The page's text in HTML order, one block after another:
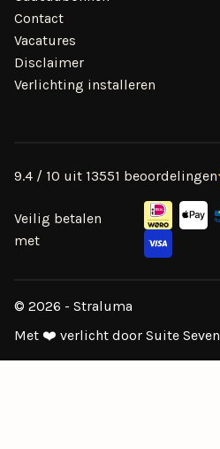
Contact
Vacatures
Disclaimer
Verlichting installeren
9.4 / 10 uit 13551 beoordelingen
Veilig betalen
met
© 2026 - Straluma
Met ❤️ verlicht door Suite Seven